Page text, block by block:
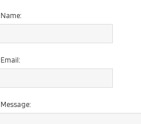
Name:
Email:
Message: